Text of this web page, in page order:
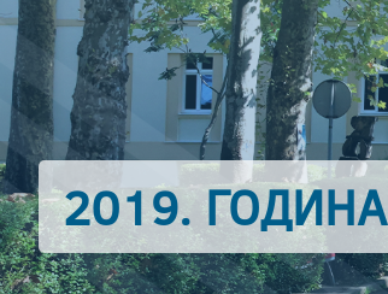
2019. ГОДИНА